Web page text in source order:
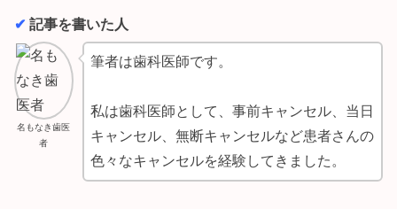
✔︎ 記事を書いた人
名もなき歯医
者
筆者は歯科医師です。
私は歯科医師として、事前キャンセル、当日
キャンセル、無断キャンセルなど患者さんの
色々なキャンセルを経験してきました。